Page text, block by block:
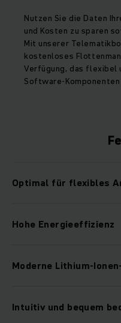
Nutzen Sie die Daten
und Kosten zu sparen
Mit unserer
kostenloses
Verfügung, das flexibel
Software-
Optimal für flexibles
Hohe Energieeffizienz
Moderne Lithium-
Intuitiv und bequem